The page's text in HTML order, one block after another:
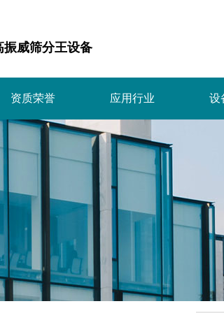
威筛分王设备
资质荣誉 应用行业 设